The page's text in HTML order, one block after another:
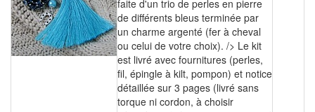
faite d'un trio de perles en pierre
de différents bleus terminée par
un charme argenté (fer à cheval
ou celui de votre choix). /> Le kit
est livré avec fournitures (perles,
fil, épingle à kilt, pompon) et notice
détaillée sur 3 pages (livré sans
torque ni cordon, à choisir